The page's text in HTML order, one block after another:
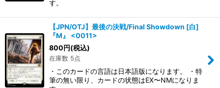
す。
【JPN/OTJ】最後の決戦/Final Showdown [白]
『M』 <0011>
800円(税込)
在庫数 5点
・このカードの言語は日本語版になります。 ・特
筆の無い限り、カードの状態はEX〜NMになりま